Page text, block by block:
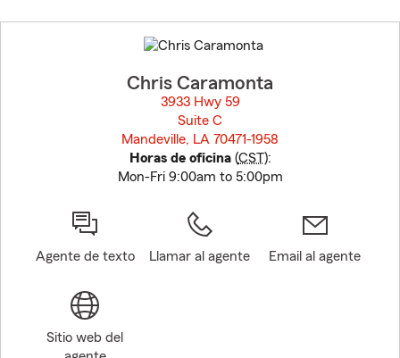
to
before
Chris Caramonta
3933 Hwy 59
Suite C
Mandeville, LA 70471-1958
Horas de oficina(CST):
Mon-Fri 9:00am to 5:00pm
Agente de texto Llamar al agente Email al agente
Sitio web del